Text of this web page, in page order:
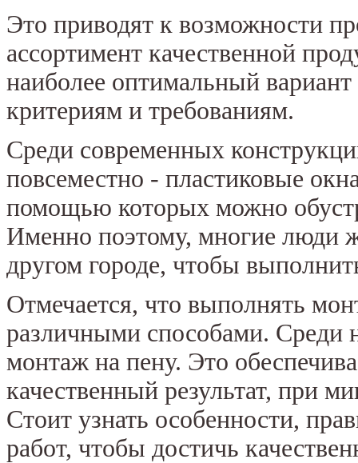
Это приводят к возможности
ассортимент качественной
наиболее оптимальный
критериям и требованиям.
Среди современных
повсеместно - пластиковые
помощью которых можно
Именно поэтому, многие люди
другом городе, чтобы
Отмечается, что выполнять
различными способами. Среди
монтаж на пену. Это
качественный результат, при
Стоит узнать особенности,
работ, чтобы достичь